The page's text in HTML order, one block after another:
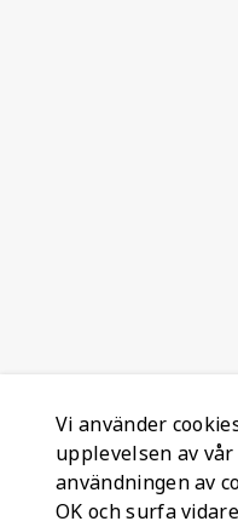
Vi använder
upplevelsen av
användningen av
OK och surfa